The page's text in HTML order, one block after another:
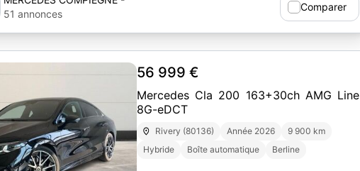
AUTOSPHERE
51 annonces
Comparer
56 999 €
Mercedes Cla 200 163+30ch AMG Line
8G-eDCT
Rivery (80136) Année 2026
9 900 km
Hybride
Boîte automatique Berline